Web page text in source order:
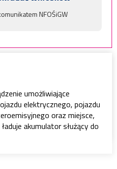
NFOŚiGW
umożliwiające
elektrycznego, pojazdu
oraz miejsce,
akumulator służący do